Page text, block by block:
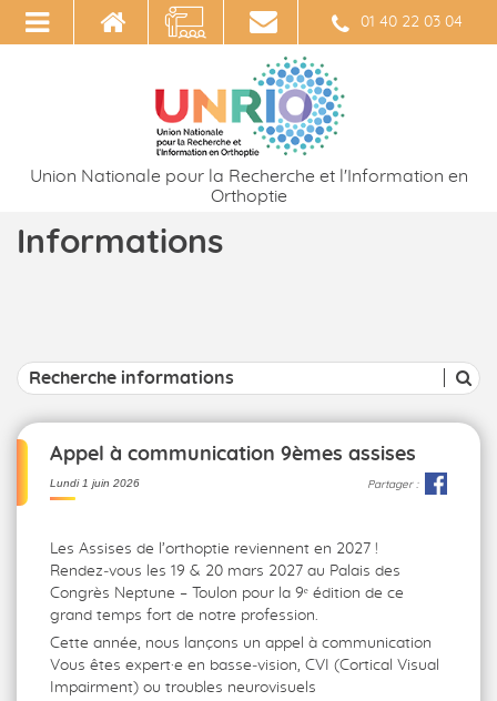
01 40 22 03 04
Union Nationale pour la Recherche et l'Information en
Orthoptie
Informations
Appel à communication 9èmes assises
Lundi 1 juin 2026 Partager :
Les Assises de l’orthoptie reviennent en 2027 !
Rendez‑vous les 19 & 20 mars 2027 au Palais des
Congrès Neptune – Toulon pour la 9ᵉ édition de ce
grand temps fort de notre profession.
Cette année, nous lançons un appel à communication
Vous êtes expert·e en basse‑vision, CVI (Cortical Visual
Impairment) ou troubles neurovisuels